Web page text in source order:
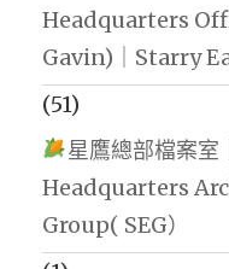
Headquarters
Gavin)｜Starry
(51)
星鷹總部檔案
Headquarters
Group( SEG）